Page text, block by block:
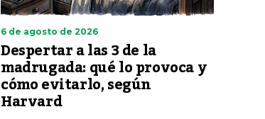
6 de agosto de 2026
Despertar a las 3 de la
madrugada: qué lo provoca y
cómo evitarlo, según
Harvard